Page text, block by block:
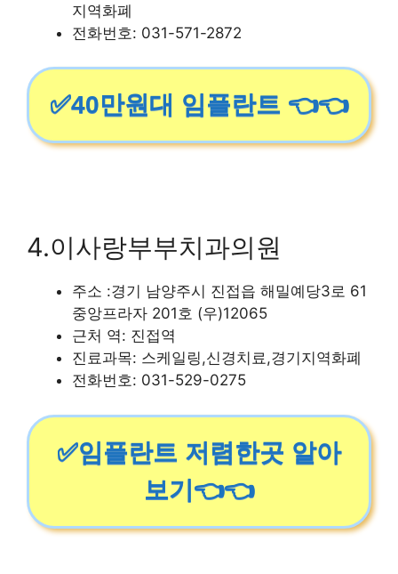
지역화폐
전화번호: 031-571-2872
✅40만원대 임플란트 👈👈
4.이사랑부부치과의원
주소 :경기 남양주시 진접읍 해밀예당3로 61
중앙프라자 201호 (우)12065
근처 역: 진접역
진료과목: 스케일링,신경치료,경기지역화폐
전화번호: 031-529-0275
✅임플란트 저렴한곳 알아
보기👈👈